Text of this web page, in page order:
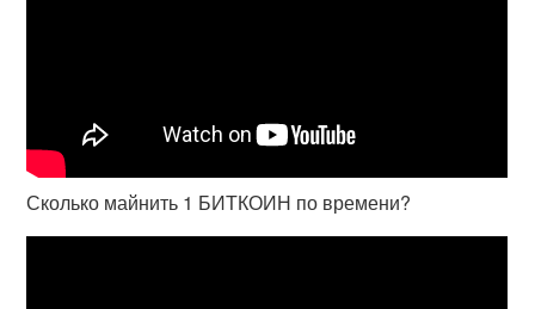
Сколько майнить 1 БИТКОИН по времени?